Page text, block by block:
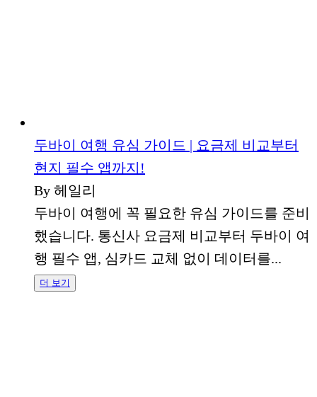
두바이 여행 유심 가이드 | 요금제 비교부터
현지 필수 앱까지!
By 헤일리
두바이 여행에 꼭 필요한 유심 가이드를 준비
했습니다. 통신사 요금제 비교부터 두바이 여
행 필수 앱, 심카드 교체 없이 데이터를...
더 보기